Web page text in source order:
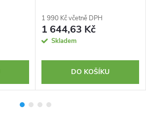
1 990 Kč včetně DPH
1 644,63 Kč
Skladem
DO KOŠÍKU